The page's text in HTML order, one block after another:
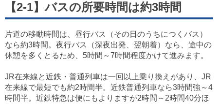
【2-1】バスの所要時間は約3時間
片道の移動時間は、昼行バス（その日のうちにつくバス）
なら約3時間。夜行バス（深夜出発、翌朝着）なら、途中の
休憩を多くとるため、5時間～7時間程度かけて進みます。
JR在来線と近鉄・普通列車は一回以上乗り換えがあり、JR
在来線で最短でも約2時間半。近鉄普通列車なら3時間強～4
時間半。近鉄特急は便にもよりますが2時間～2時間40分ほ